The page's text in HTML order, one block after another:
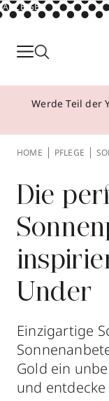
ANZEIGE
Parfum
Make-up
Über
Aktionen
Werde Teil der
HOME PFLEGE
Die
Under
Einzigartige
Gold ein
und entdecke